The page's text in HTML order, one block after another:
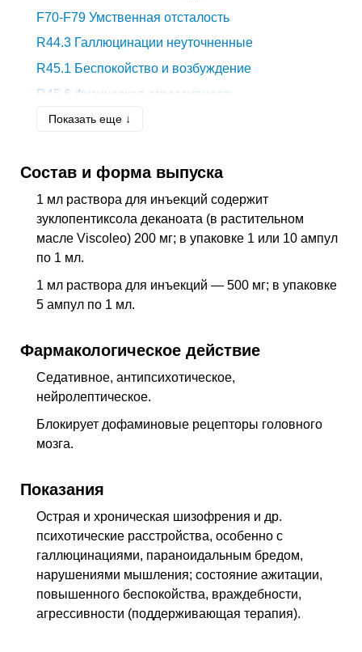
F70-F79 Умственная отсталость
R44.3 Галлюцинации неуточненные
R45.1 Беспокойство и возбуждение
R45.6 Физическая агрессивность
Показать еще ↓
Состав и форма выпуска
1 мл раствора для инъекций содержит
зуклопентиксола деканоата (в растительном
масле Viscoleo) 200 мг; в упаковке 1 или 10 ампул
по 1 мл.
1 мл раствора для инъекций — 500 мг; в упаковке
5 ампул по 1 мл.
Фармакологическое действие
Седативное, антипсихотическое,
нейролептическое.
Блокирует дофаминовые рецепторы головного
мозга.
Показания
Острая и хроническая шизофрения и др.
психотические расстройства, особенно с
галлюцинациями, параноидальным бредом,
нарушениями мышления; состояние ажитации,
повышенного беспокойства, враждебности,
агрессивности (поддерживающая терапия).